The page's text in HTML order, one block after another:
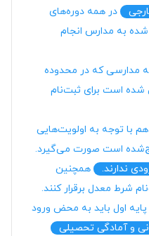
در همه دوره‌های
به مدارس انجام
مدارسی که در محدوده
است برای ثبت‌نام
با توجه به اولویت‌هایی
است صورت می‌گیرد.
ندارند.
همچنین
شرط معدل برقرار کنند.
اول باید به محض ورود
و آمادگی تحصیلی